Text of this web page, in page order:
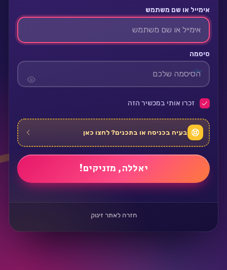
אימייל או שם משתמש
סיסמה
זכרו אותי במכשיר הזה
בעיה בכניסה או בתכנים? לחצו כאן
חזרה לאתר זינוק